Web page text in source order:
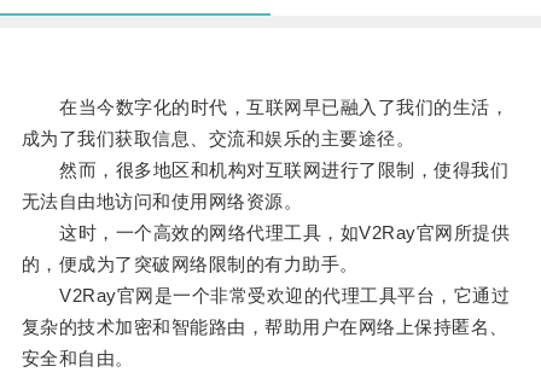
在当今数字化的时代，互联网早已融入了我们的生活，
成为了我们获取信息、交流和娱乐的主要途径。
然而，很多地区和机构对互联网进行了限制，使得我们
无法自由地访问和使用网络资源。
这时，一个高效的网络代理工具，如V2Ray官网所提供
的，便成为了突破网络限制的有力助手。
V2Ray官网是一个非常受欢迎的代理工具平台，它通过
复杂的技术加密和智能路由，帮助用户在网络上保持匿名、
安全和自由。